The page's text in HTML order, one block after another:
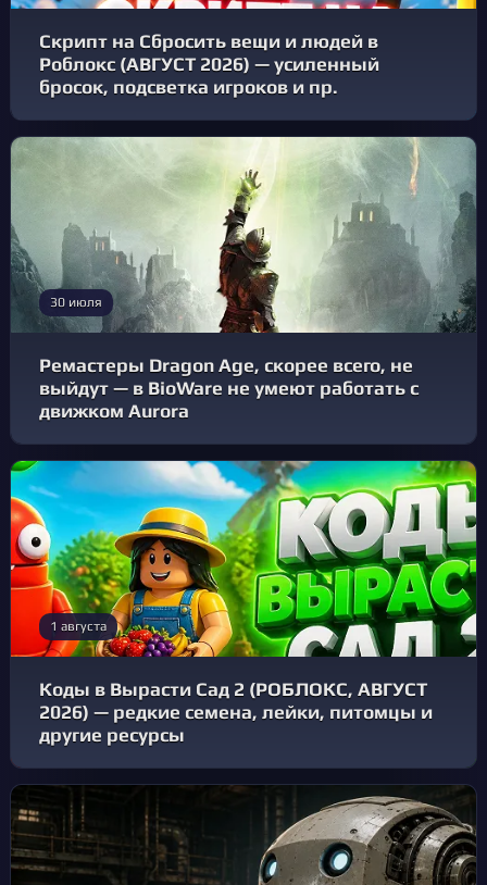
Скрипт на Сбросить вещи и людей в
Роблокс (АВГУСТ 2026) — усиленный
бросок, подсветка игроков и пр.
30 июля
Ремастеры Dragon Age, скорее всего, не
выйдут — в BioWare не умеют работать с
движком Aurora
1 августа
Коды в Вырасти Сад 2 (РОБЛОКС, АВГУСТ
2026) — редкие семена, лейки, питомцы и
другие ресурсы